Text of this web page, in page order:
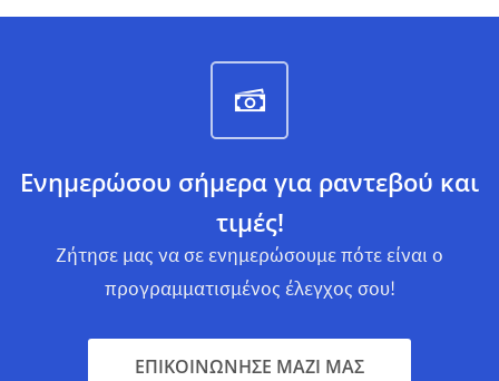
Ενημερώσου σήμερα για ραντεβού και
τιμές!
Ζήτησε μας να σε ενημερώσουμε πότε είναι ο
προγραμματισμένος έλεγχος σου!
ΕΠΙΚΟΙΝΩΝΗΣΕ ΜΑΖΙ ΜΑΣ